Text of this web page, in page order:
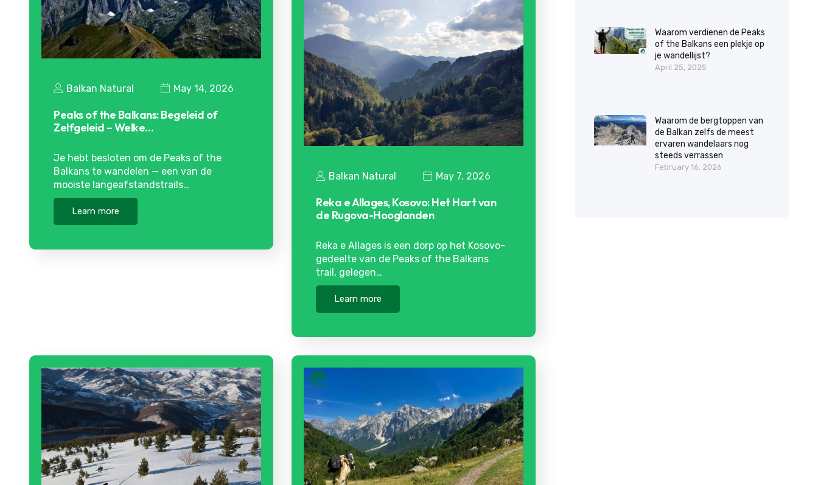
Balkan Natural May 14, 2026
Peaks of the Balkans: Begeleid of
Zelfgeleid – Welke…
Je hebt besloten om de Peaks of the
Balkans te wandelen — een van de
mooiste langeafstandstrails…
Learn more
Balkan Natural May 7, 2026
Reka e Allages, Kosovo: Het Hart van
de Rugova-Hooglanden
Reka e Allages is een dorp op het Kosovo-
gedeelte van de Peaks of the Balkans
trail, gelegen…
Learn more
Waarom verdienen de Peaks
of the Balkans een plekje op
je wandellijst?
April 25, 2025
Waarom de bergtoppen van
de Balkan zelfs de meest
ervaren wandelaars nog
steeds verrassen
February 16, 2026